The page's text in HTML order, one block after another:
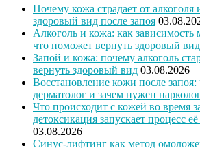
Почему кожа страдает от алкоголя
здоровый вид после запоя
Алкоголь и кожа: как зависимость
что поможет вернуть здоровый вид
Запой и кожа: почему алкоголь
вернуть здоровый вид 03.08.2026
Восстановление кожи после запоя:
дерматолог и зачем нужен
Что происходит с кожей во время
детоксикация запускает процесс
03.08.2026
Синус-лифтинг как метод